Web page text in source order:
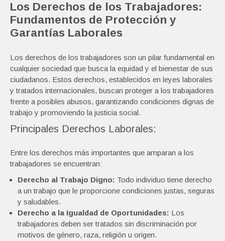
Los Derechos de los Trabajadores:
Fundamentos de Protección y
Garantías Laborales
Los derechos de los trabajadores son un pilar fundamental en
cualquier sociedad que busca la equidad y el bienestar de sus
ciudadanos. Estos derechos, establecidos en leyes laborales
y tratados internacionales, buscan proteger a los trabajadores
frente a posibles abusos, garantizando condiciones dignas de
trabajo y promoviendo la justicia social.
Principales Derechos Laborales:
Entre los derechos más importantes que amparan a los
trabajadores se encuentran:
Derecho al Trabajo Digno: Todo individuo tiene derecho
a un trabajo que le proporcione condiciones justas, seguras
y saludables.
Derecho a la Igualdad de Oportunidades: Los
trabajadores deben ser tratados sin discriminación por
motivos de género, raza, religión u origen.